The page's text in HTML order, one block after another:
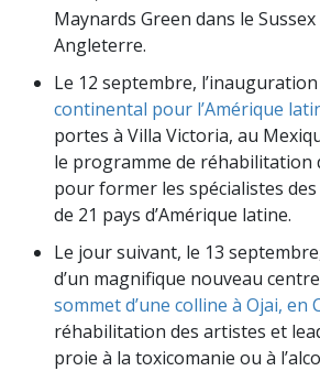
Maynards Green dans le Sussex
Angleterre.
Le 12 septembre, l’inauguration
continental pour l’Amérique
portes à Villa Victoria, au
le programme de réhabilitation
pour former les spécialistes
de 21 pays d’Amérique latine.
Le jour suivant, le 13
d’un magnifique nouveau centre
sommet d’une colline à Ojai, en
réhabilitation des artistes et
proie à la toxicomanie ou à